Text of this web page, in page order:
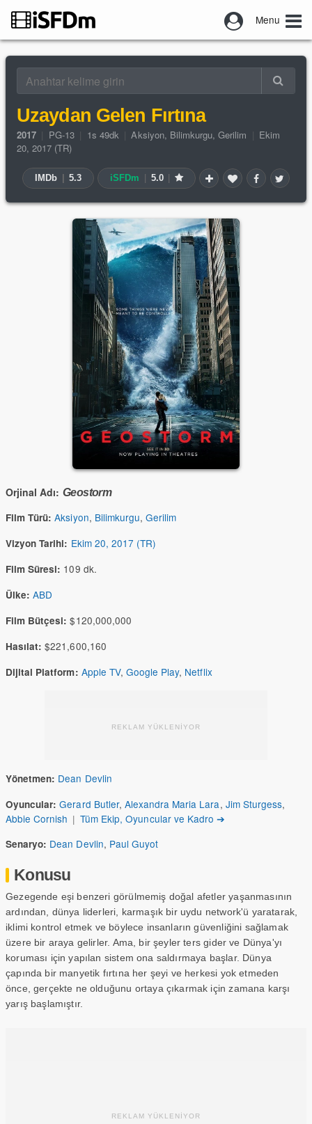
Menu
Uzaydan Gelen Fırtına
2017 PG-13 1s 49dk Aksiyon, Bilimkurgu,Gerilim
Ekim
20, 2017 (TR)
IMDb 5.3 iSFDm 5.0
Orjinal Adı: Geostorm
Film Türü: Aksiyon, Bilimkurgu,Gerilim
Vizyon Tarihi: Ekim 20, 2017 (TR)
Film Süresi: 109 dk.
Ülke: ABD
Film Bütçesi: $120,000,000
Hasılat: $221,600,160
Dijital Platform: Apple TV, Google Play, Netflix
REKLAM YÜKLENİYOR
Yönetmen: Dean Devlin
Oyuncular: Gerard Butler, Alexandra Maria Lara, Jim Sturgess,
Abbie Cornish | Tüm Ekip, Oyuncular ve Kadro ➔
Senaryo: Dean Devlin, Paul Guyot
Konusu
Gezegende eşi benzeri görülmemiş doğal afetler yaşanmasının
ardından, dünya liderleri, karmaşık bir uydu network'ü yaratarak,
iklimi kontrol etmek ve böylece insanların güvenliğini sağlamak
üzere bir araya gelirler. Ama, bir şeyler ters gider ve Dünya'yı
koruması için yapılan sistem ona saldırmaya başlar. Dünya
çapında bir manyetik fırtına her şeyi ve herkesi yok etmeden
önce, gerçekte ne olduğunu ortaya çıkarmak için zamana karşı
yarış başlamıştır.
REKLAM YÜKLENİYOR